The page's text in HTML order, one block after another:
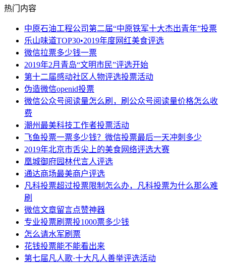
热门内容
中原石油工程公司第二届“中原铁军十大杰出青年”投票
乐山味道TOP30•2019年度网红美食评选
微信拉票多少钱一票
2019年2月青岛“文明市民”评选开始
第十二届感动社区人物评选投票活动
伪造微信openid投票
微信公众号阅读量怎么刷，刷公众号阅读量价格怎么收
费
潮州最美科技工作者投票活动
飞鱼投票一票多少钱？微信投票最后一天冲刺多少
2019年北京市舌尖上的美食网络评选大赛
凰城御府园林代言人评选
通达商场最美商户评选
凡科投票超过投票限制怎么办，凡科投票为什么那么难
刷
微信文章留言点赞神器
专业投票刷票投1000票多少钱
怎么请水军刷票
花钱投票能不能看出来
第七届凡人歌·十大凡人善举评选活动